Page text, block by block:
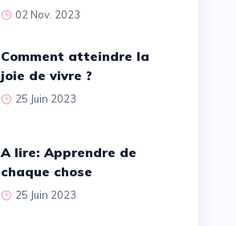
02 Nov. 2023
Comment atteindre la
joie de vivre ?
25 Juin 2023
A lire: Apprendre de
chaque chose
25 Juin 2023